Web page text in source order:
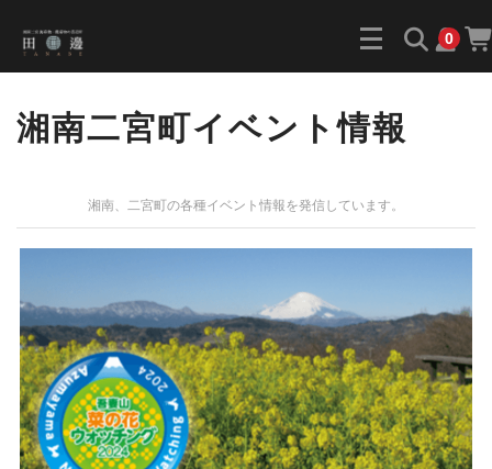
0
湘南二宮町イベント情報
湘南、二宮町の各種イベント情報を発信しています。